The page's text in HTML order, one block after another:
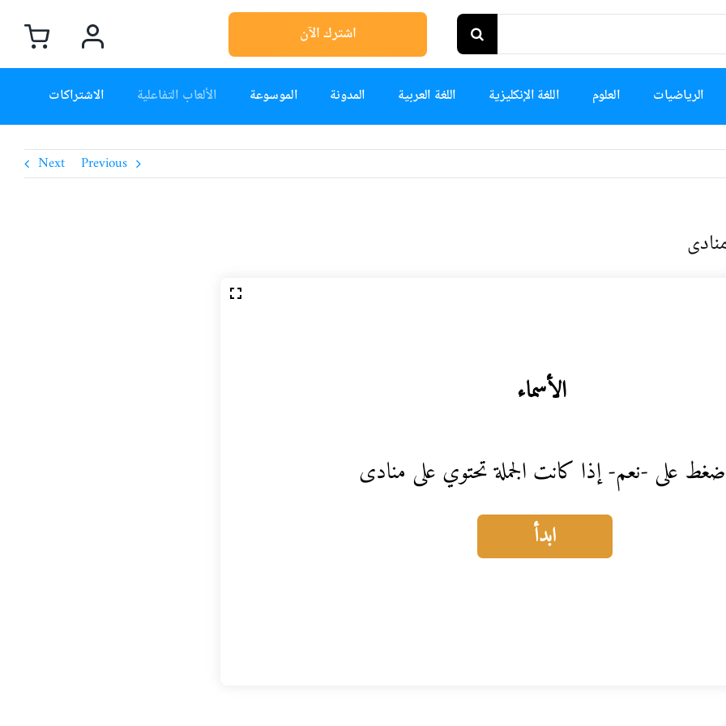
اشترك الآن
الرياضيات العلوم اللغة الإنكليزية اللغة العربية المدونة الموسوعة الألعاب التفاعلية الاشتراكات
Previous
Next
الأسماء
على -نعم- إذا كانت الجملة تحتوي على منادى